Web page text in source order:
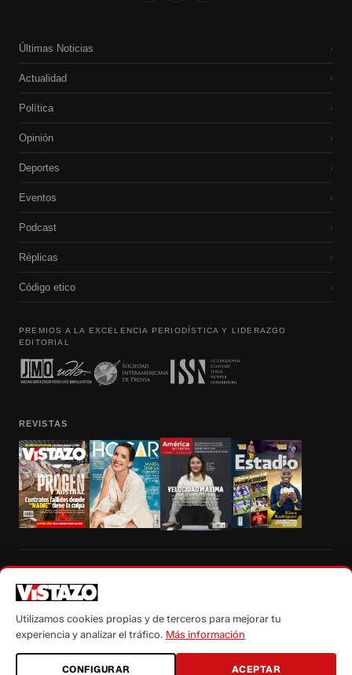
Últimas Noticias ›
Actualidad ›
Política ›
Opinión ›
Deportes ›
Eventos ›
Podcast ›
Réplicas ›
Código etico ›
PREMIOS A LA EXCELENCIA PERIODÍSTICA Y LIDERAZGO
EDITORIAL
REVISTAS
autorización escrita de su titular, de todos los contenidos de Vistazo.com.
Utilizamos cookies propias y de terceros para mejorar tu
experiencia y analizar el tráfico. Más información
CONFIGURAR ACEPTAR